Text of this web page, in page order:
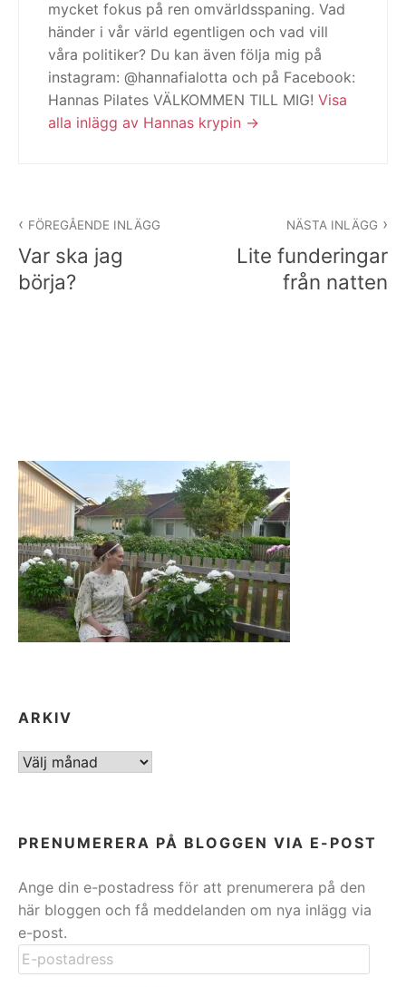
mycket fokus på ren omvärldsspaning. Vad
händer i vår värld egentligen och vad vill
våra politiker? Du kan även följa mig på
instagram: @hannafialotta och på Facebook:
Hannas Pilates VÄLKOMMEN TILL MIG! Visa
alla inlägg av Hannas krypin
FÖREGÅENDE INLÄGG
Var ska jag
börja?
NÄSTA INLÄGG
Lite funderingar
från natten
ARKIV
ARKIV
PRENUMERERA PÅ BLOGGEN VIA E-POST
Ange din e-postadress för att prenumerera på den
här bloggen och få meddelanden om nya inlägg via
e-post.
E-
postadress